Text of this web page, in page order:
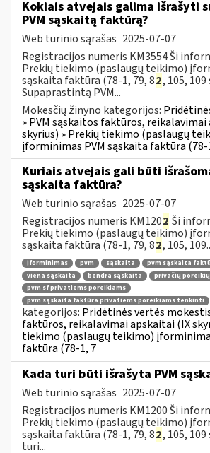
Kokiais atvejais galima išrašyti
PVM sąskaitą faktūrą?
Web turinio sąrašas 2025-07-07
Registracijos numeris KM3554 Ši
Prekių tiekimo (paslaugų teikimo)
sąskaita faktūra (78-1, 79, 82, 105, 109
Supaprastintą PVM...
Mokesčių žinyno kategorijos:
» PVM sąskaitos faktūros,
skyrius) » Prekių tiekimo (paslaugų
įforminimas PVM sąskaita faktūra (78-
Kuriais atvejais gali būti
sąskaita faktūra?
Web turinio sąrašas 2025-07-07
Registracijos numeris KM1202 Ši
Prekių tiekimo (paslaugų teikimo)
sąskaita faktūra (78-1, 79, 82, 105,
įforminimas pvm sąskaita pvm sąskaita
viena sąskaita
bendra sąskaita
privačių
pvm sf privatiems poreikiams
pvm sąskaita faktūra privatiems poreikiams tenkinti
kategorijos: Pridėtinės vertės
faktūros, reikalavimai apskaitai (IX
tiekimo (paslaugų teikimo)
faktūra (78-1, 7
Kada turi būti išrašyta PVM
Web turinio sąrašas 2025-07-07
Registracijos numeris KM1200 Ši
Prekių tiekimo (paslaugų teikimo)
sąskaita faktūra (78-1, 79, 82, 105,
turi...